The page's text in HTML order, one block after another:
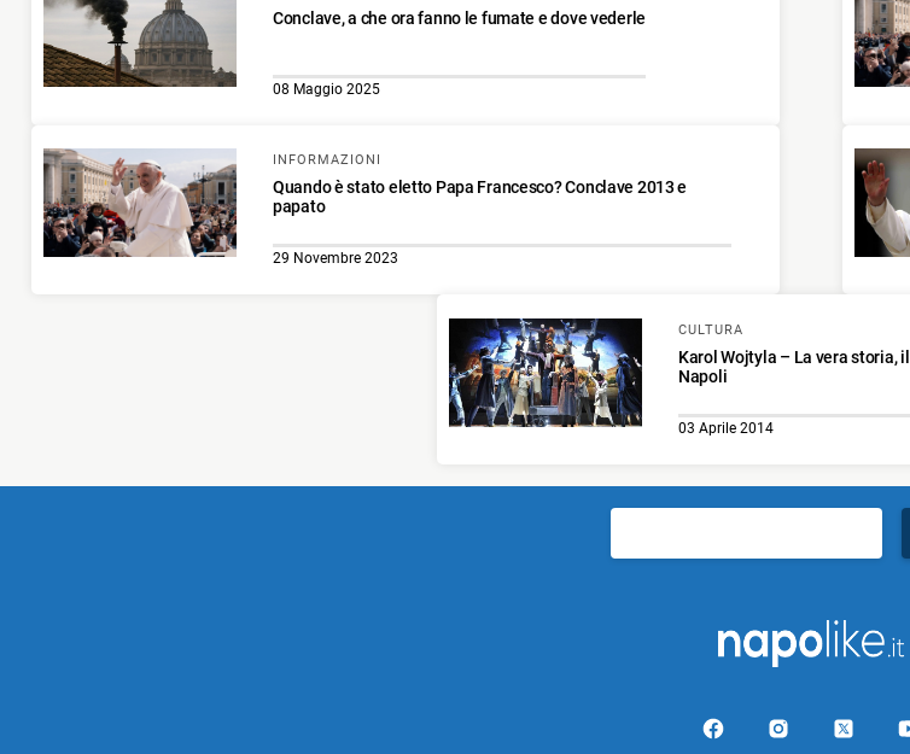
Conclave, a che ora fanno le fumate e dove vederle
08 Maggio 2025
INFORMAZIONI
Quando è stato eletto Papa Francesco? Conclave 2013 e
papato
29 Novembre 2023
CULTURA
Karol Wojtyla – La vera storia,
Napoli
03 Aprile 2014
per: